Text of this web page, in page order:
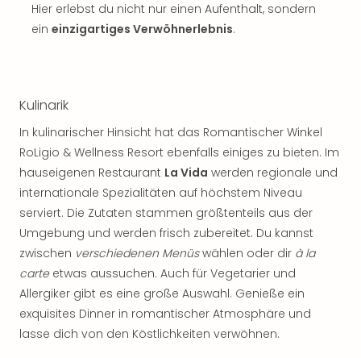
Hier erlebst du nicht nur einen Aufenthalt, sondern
ein einzigartiges Verwöhnerlebnis.
Kulinarik
In kulinarischer Hinsicht hat das Romantischer Winkel
RoLigio & Wellness Resort ebenfalls einiges zu bieten. Im
hauseigenen Restaurant La Vida werden regionale und
internationale Spezialitäten auf höchstem Niveau
serviert. Die Zutaten stammen größtenteils aus der
Umgebung und werden frisch zubereitet. Du kannst
zwischen verschiedenen Menüswählen oder dir à la
carteetwas aussuchen. Auch für Vegetarier und
Allergiker gibt es eine große Auswahl. Genieße ein
exquisites Dinner in romantischer Atmosphäre und
lasse dich von den Köstlichkeiten verwöhnen.